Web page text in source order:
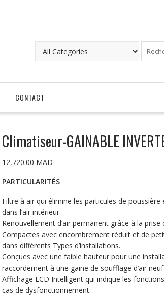
CONTACT
Climatiseur-GAINABLE
12,720.00 MAD
PARTICULARITÉS
Filtre à air qui élimine les particules de
dans l’air intérieur.
Renouvellement d’air permanent grâce à la prise
Compactes avec encombrement réduit et de
dans différents Types d’installations.
Conçues avec une faible hauteur pour une
raccordement à une gaine de soufflage d’air
Affichage LCD Intelligent qui indique les
cas de dysfonctionnement.